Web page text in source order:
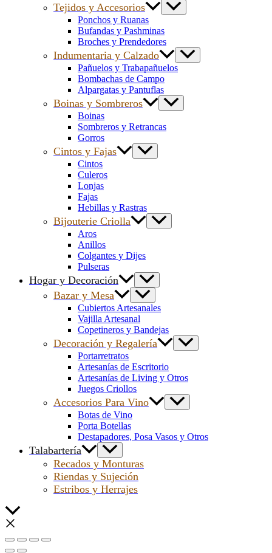
Tejidos y Accesorios
Ponchos y Ruanas
Bufandas y Pashminas
Broches y Prendedores
Indumentaria y Calzado
Pañuelos y Trabapañuelos
Bombachas de Campo
Alpargatas y Pantuflas
Boinas y Sombreros
Boinas
Sombreros y Retrancas
Gorros
Cintos y Fajas
Cintos
Culeros
Lonjas
Fajas
Hebillas y Rastras
Bijouterie Criolla
Aros
Anillos
Colgantes y Dijes
Pulseras
Hogar y Decoración
Bazar y Mesa
Cubiertos Artesanales
Vajilla Artesanal
Copetineros y Bandejas
Decoración y Regalería
Portarretratos
Artesanías de Escritorio
Artesanías de Living y Otros
Juegos Criollos
Accesorios Para Vino
Botas de Vino
Porta Botellas
Destapadores, Posa Vasos y Otros
Talabartería
Recados y Monturas
Riendas y Sujeción
Estribos y Herrajes